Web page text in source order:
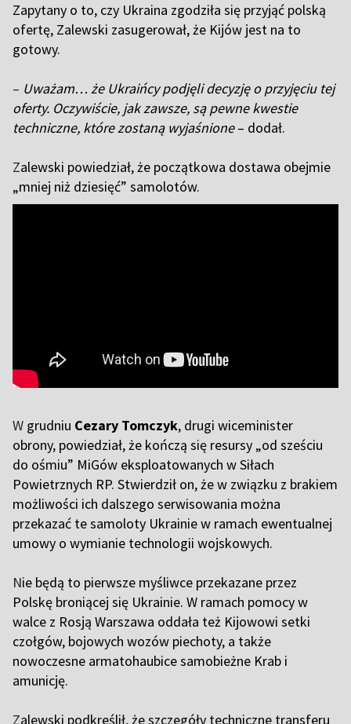
Zapytany o to, czy Ukraina zgodziła się przyjąć polską
ofertę, Zalewski zasugerował, że Kijów jest na to
gotowy.
– Uważam… że Ukraińcy podjęli decyzję o przyjęciu tej
oferty. Oczywiście, jak zawsze, są pewne kwestie
techniczne, które zostaną wyjaśnione– dodał.
Zalewski powiedział, że początkowa dostawa obejmie
„mniej niż dziesięć” samolotów.
W grudniu Cezary Tomczyk, drugi wiceminister
obrony, powiedział, że kończą się resursy „od sześciu
do ośmiu” MiGów eksploatowanych w Siłach
Powietrznych RP. Stwierdził on, że w związku z brakiem
możliwości ich dalszego serwisowania można
przekazać te samoloty Ukrainie w ramach ewentualnej
umowy o wymianie technologii wojskowych.
Nie będą to pierwsze myśliwce przekazane przez
Polskę broniącej się Ukrainie. W ramach pomocy w
walce z Rosją Warszawa oddała też Kijowowi setki
czołgów, bojowych wozów piechoty, a także
nowoczesne armatohaubice samobieżne Krab i
amunicję.
Zalewski podkreślił, że szczegóły techniczne transferu